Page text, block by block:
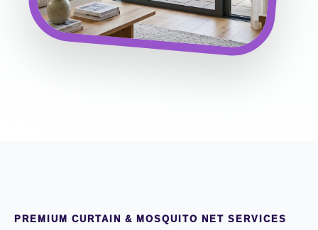
PREMIUM CURTAIN & MOSQUITO NET SERVICES